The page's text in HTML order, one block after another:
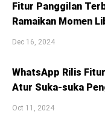
Fitur Panggilan
Ramaikan Momen
Dec 16, 2024
WhatsApp Rilis
Atur Suka-suka
Oct 11, 2024